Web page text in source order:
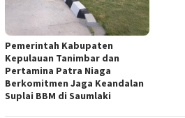
Pemerintah Kabupaten
Kepulauan Tanimbar dan
Pertamina Patra Niaga
Berkomitmen Jaga Keandalan
Suplai BBM di Saumlaki